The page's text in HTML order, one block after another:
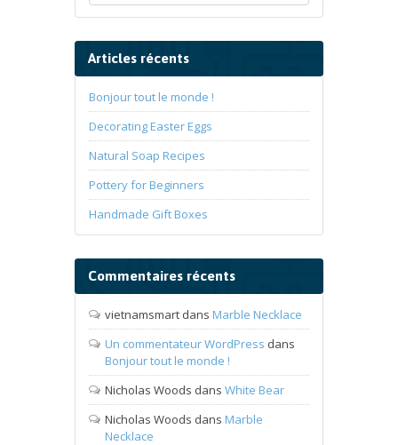
Articles récents
Bonjour tout le monde !
Decorating Easter Eggs
Natural Soap Recipes
Pottery for Beginners
Handmade Gift Boxes
Commentaires récents
vietnamsmart dans Marble Necklace
Un commentateur WordPress dans
Bonjour tout le monde !
Nicholas Woods dans White Bear
Nicholas Woods dans Marble
Necklace